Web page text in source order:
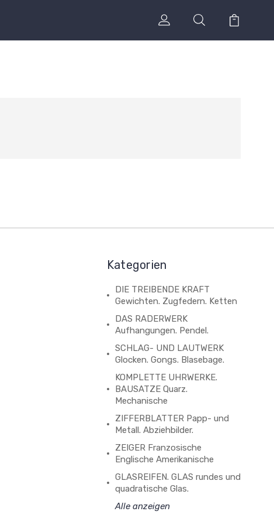
Kategorien
DIE TREIBENDE KRAFT
Gewichten. Zugfedern. Ketten
DAS RADERWERK
Aufhangungen. Pendel.
SCHLAG- UND LAUTWERK
Glocken. Gongs. Blasebage.
KOMPLETTE UHRWERKE.
BAUSATZE Quarz.
Mechanische
ZIFFERBLATTER Papp- und
Metall. Abziehbilder.
ZEIGER Franzosische
Englische Amerikanische
GLASREIFEN. GLAS rundes und
quadratische Glas.
Alle anzeigen